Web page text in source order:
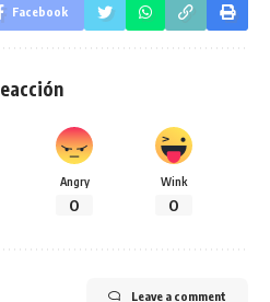
Facebook
Angry
0
Wink
0
Leave a comment